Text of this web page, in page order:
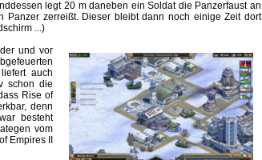
legt 20 m daneben ein Soldat die Panzerfaust an
Panzer zerreißt. Dieser bleibt dann noch einige Zeit dort
...)
und vor
auch
schon die
Rise of
denn
besteht
vom
Empires II